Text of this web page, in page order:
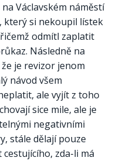
Václavském náměstí
který si nekoupil lístek
odmítl zaplatit
Následně na
je revizor jenom
návod všem
ale vyjít z toho
sice mile, ale je
negativními
stále dělají pouze
zda-li má